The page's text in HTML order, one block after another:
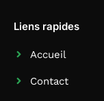
Liens rapides
Accueil
Contact